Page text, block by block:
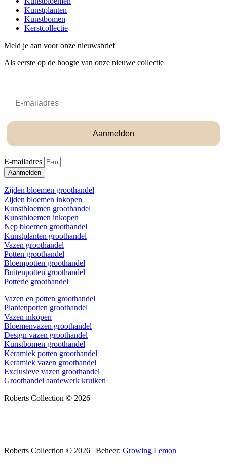
Kunstplanten
Kunstbomen
Kerstcollectie
Meld je aan voor onze nieuwsbrief
Als eerste op de hoogte van onze nieuwe collectie
Aanmelden
E-mailadres
Aanmelden
Zijden bloemen groothandel
Zijden bloemen inkopen
Kunstbloemen groothandel
Kunstbloemen inkopen
Nep bloemen groothandel
Kunstplanten groothandel
Vazen groothandel
Potten groothandel
Bloempotten groothandel
Buitenpotten groothandel
Potterie groothandel
Vazen en potten groothandel
Plantenpotten groothandel
Vazen inkopen
Bloemenvazen groothandel
Design vazen groothandel
Kunstbomen groothandel
Keramiek potten groothandel
Keramiek vazen groothandel
Exclusieve vazen groothandel
Groothandel aardewerk kruiken
Roberts Collection © 2026
Roberts Collection © 2026 | Beheer: Growing Lemon